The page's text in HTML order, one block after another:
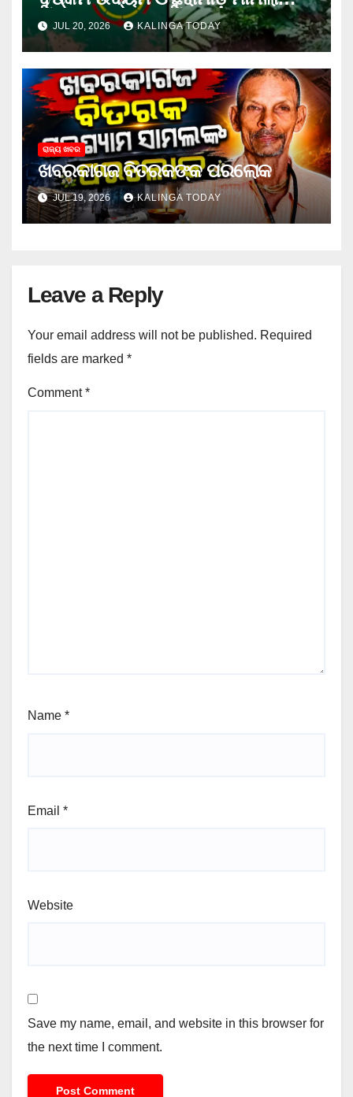
ଜେଲ ଗଲା ଅଭିଯୁକ୍ତ
JUL 20, 2026 KALINGA TODAY
ରାଜ୍ୟ ଖବର
ଖବରକାଗଜ ବିତରକଙ୍କ ପରଲୋକ
JUL 19, 2026 KALINGA TODAY
Leave a Reply
Your email address will not be published. Required
fields are marked *
Comment*
Name *
Email *
Website
Save my name, email, and website in this browser for
the next time I comment.